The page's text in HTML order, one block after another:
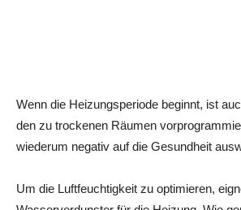
Wenn die Heizungsperiode beginnt, ist
den zu trockenen Räumen
wiederum negativ auf die Gesundheit
Um die Luftfeuchtigkeit zu optimieren,